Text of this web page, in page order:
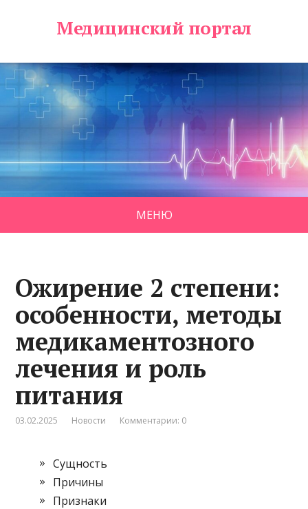
Медицинский портал
МЕНЮ
Ожирение 2 степени:
особенности, методы
медикаментозного
лечения и роль
питания
03.02.2025 Новости Комментарии: 0
Сущность
Причины
Признаки